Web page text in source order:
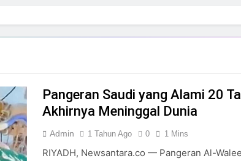
Pangeran Saudi yang Alami 20
Akhirnya Meninggal Dunia
Admin 1 Tahun Ago 0 1 Mins
RIYADH, Newsantara.co — Pangeran Al-